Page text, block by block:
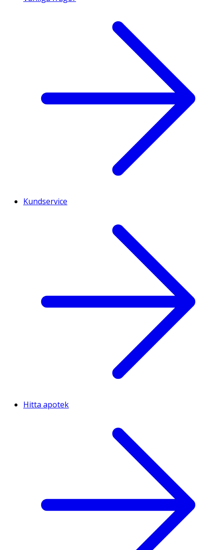
Kundservice
Hitta apotek